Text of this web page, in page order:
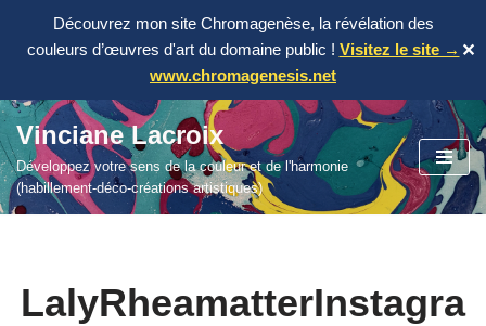
Découvrez mon site Chromagenèse, la révélation des
couleurs d’œuvres d'art du domaine public ! Visitez le site →
www.chromagenesis.net
✕
Aller
au
contenu
Vinciane Lacroix
Développez votre sens de la couleur et de l'harmonie
(habillement-déco-créations artistiques)
LalyRheamatterInstagra